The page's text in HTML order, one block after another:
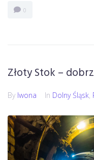
0
Złoty Stok –
By Iwona In Dolny Śląsk,